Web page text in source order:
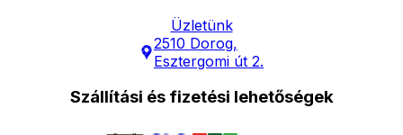
Üzletünk
2510 Dorog,
Esztergomi út 2.
Szállítási és fizetési lehetőségek